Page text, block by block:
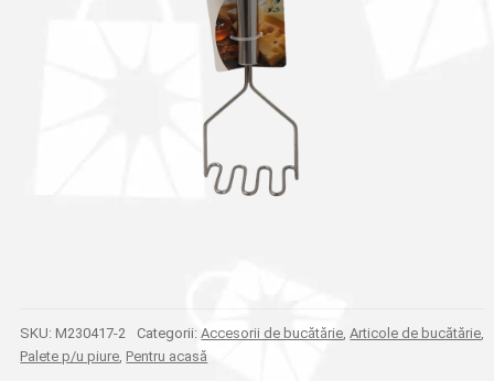
SKU: M230417-2 Categorii:Accesorii de bucătărie,Articole de bucătărie,
Paletе p/u piure, Pentru acasă